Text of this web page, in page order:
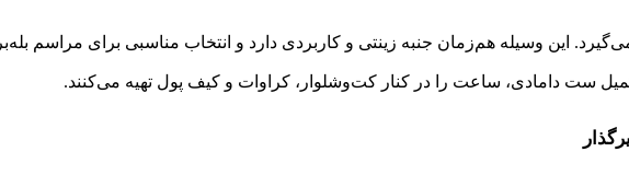
این وسیله هم‌زمان جنبه زینتی و کاربردی دارد و انتخاب مناسبی برای مراسم
ست دامادی، ساعت را در کنار کت‌وشلوار، کراوات و کیف پول تهیه می‌کنند.